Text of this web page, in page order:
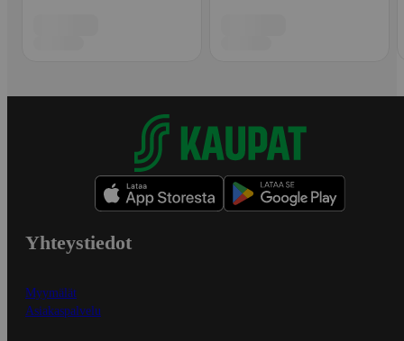
Yhteystiedot
Myymälät
Asiakaspalvelu